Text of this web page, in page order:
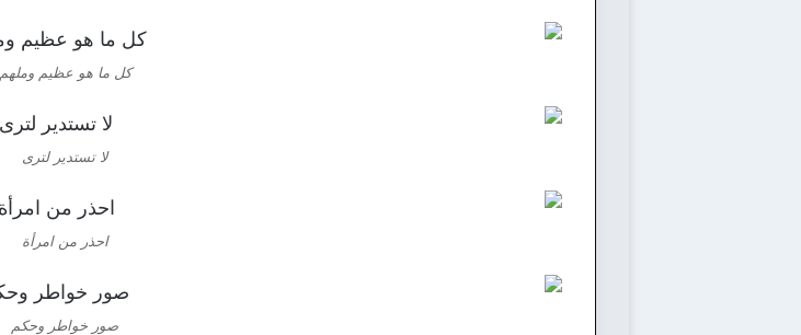
كل ما هو عظيم وملهم
لا تستدير لترى
احذر من امرأة
صور خواطر وحكم